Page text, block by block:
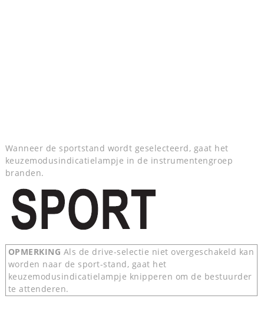
Wanneer de sportstand wordt geselecteerd, gaat het
keuzemodusindicatielampje in de instrumentengroep
branden.
OPMERKING Als de drive-selectie niet overgeschakeld kan
worden naar de sport-stand, gaat het
keuzemodusindicatielampje knipperen om de bestuurder
te attenderen.